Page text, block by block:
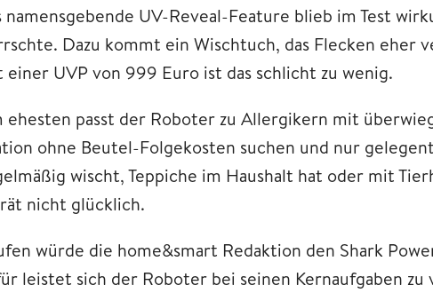
namensgebende UV-Reveal-Feature blieb im Test
Dazu kommt ein Wischtuch, das Flecken eher
einer UVP von 999 Euro ist das schlicht zu wenig.
ehesten passt der Roboter zu Allergikern mit
ohne Beutel-Folgekosten suchen und nur
wischt, Teppiche im Haushalt hat oder mit
nicht glücklich.
würde die home&smart Redaktion den Shark
leistet sich der Roboter bei seinen Kernaufgaben zu